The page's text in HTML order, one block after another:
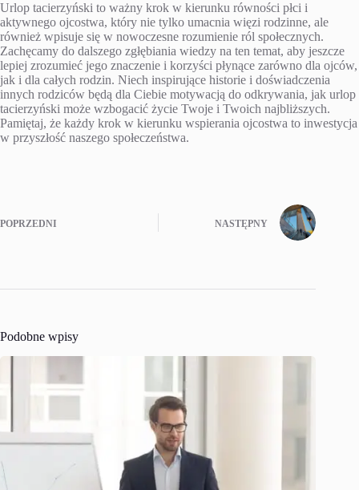
Urlop tacierzyński to ważny krok w kierunku równości płci i
aktywnego ojcostwa, który nie tylko umacnia więzi rodzinne, ale
również wpisuje się w nowoczesne rozumienie ról społecznych.
Zachęcamy do dalszego zgłębiania wiedzy na ten temat, aby jeszcze
lepiej zrozumieć jego znaczenie i korzyści płynące zarówno dla ojców,
jak i dla całych rodzin. Niech inspirujące historie i doświadczenia
innych rodziców będą dla Ciebie motywacją do odkrywania, jak urlop
tacierzyński może wzbogacić życie Twoje i Twoich najbliższych.
Pamiętaj, że każdy krok w kierunku wspierania ojcostwa to inwestycja
w przyszłość naszego społeczeństwa.
POPRZEDNI NASTĘPNY
Podobne wpisy